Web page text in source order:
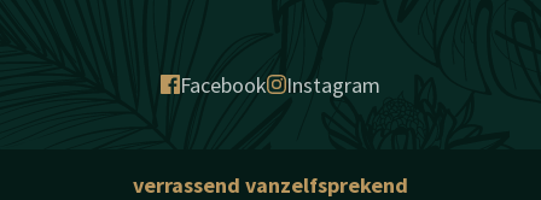
Facebook Instagram
verrassend vanzelfsprekend